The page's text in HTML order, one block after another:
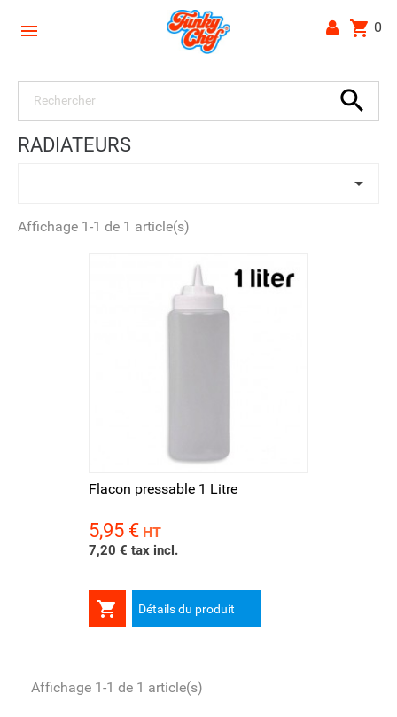
 shopping_cart 0

RADIATEURS

Affichage 1-1 de 1 article(s)
Flacon pressable 1 Litre
Prix
5,95 € HT
7,20 € tax incl.
 Détails du produit
Affichage 1-1 de 1 article(s)